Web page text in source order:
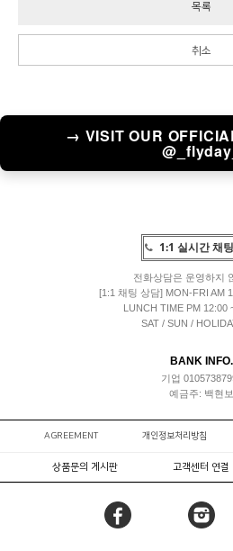
목록
취소
→ VISIT OUR
@_flyday_
1:1 실시간 채
전화상담은 운영하지
[1:1 채팅 상담] MON-FRI AM
LUNCH TIME PM 12:00
SAT / SUN /
BANK INFO.
기업
예금주: 백현보
AGREEMENT 개인정보처리방침
상품문의 게시판 고객센터 연결